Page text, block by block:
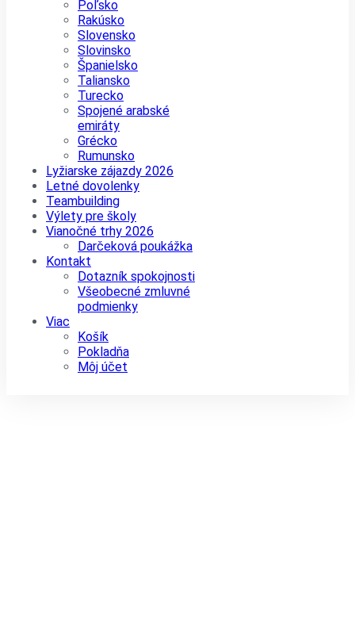
Poľsko
Rakúsko
Slovensko
Slovinsko
Španielsko
Taliansko
Turecko
Spojené arabské
emiráty
Grécko
Rumunsko
Lyžiarske zájazdy 2026
Letné dovolenky
Teambuilding
Výlety pre školy
Vianočné trhy 2026
Darčeková poukážka
Kontakt
Dotazník spokojnosti
Všeobecné zmluvné
podmienky
Viac
Košík
Pokladňa
Môj účet